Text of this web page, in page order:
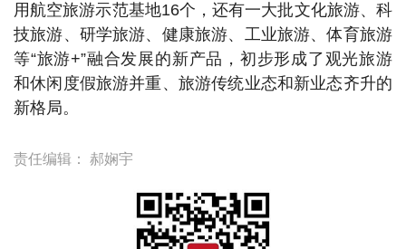
用航空旅游示范基地16个，还有一大批文化旅游、科
技旅游、研学旅游、健康旅游、工业旅游、体育旅游
等“旅游+”融合发展的新产品，初步形成了观光旅游
和休闲度假旅游并重、旅游传统业态和新业态齐升的
新格局。
责任编辑： 郝娴宇